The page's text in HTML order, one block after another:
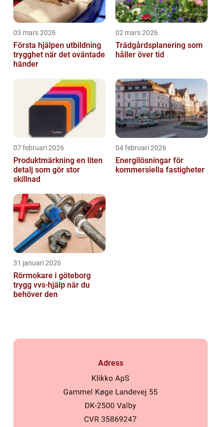
03 mars 2026
Första hjälpen utbildning
trygghet när det oväntade
händer
02 mars 2026
Trädgårdsplanering som
håller över tid
07 februari 2026
Produktmärkning en liten
detalj som gör stor
skillnad
04 februari 2026
Energilösningar för
kommersiella fastigheter
31 januari 2026
Rörmokare i göteborg
trygg vvs-hjälp när du
behöver den
Adress